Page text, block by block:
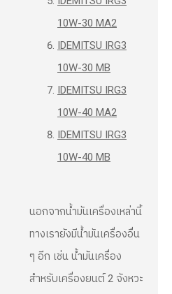
10W-30 MA2
IDEMITSU IRG3
10W-30 MB
IDEMITSU IRG3
10W-40 MA2
IDEMITSU IRG3
10W-40 MB
นอกจากน้ำมันเครื่องเหล่านี้
ทางเรายังมีน้ำมันเครื่องอื่น
ๆ อีก เช่น น้ำมันเครื่อง
สำหรับเครื่องยนต์ 2 จังหวะ